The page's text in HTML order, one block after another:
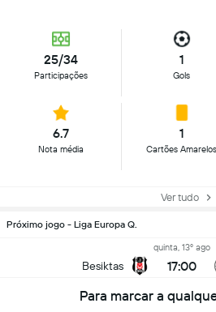
25/34
Participações
1
Gols
6.7
Nota média
1
Cartões Amarelos
Ver tudo
Próximo jogo - Liga Europa Q.
Besiktas
quinta, 13º ago
17:00
Para marcar a